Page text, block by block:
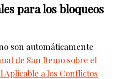
para los bloqueos
son automáticamente
de San Remo sobre el
a los Conflictos